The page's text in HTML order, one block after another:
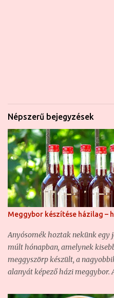
Népszerű bejegyzések
Meggybor készítése házilag –
Anyósomék hoztak nekünk egy
múlt hónapban, amelynek
meggyszörp készült, a
alanyát képező házi meggybor.